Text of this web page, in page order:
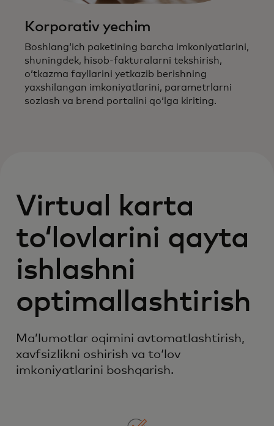
Korporativ yechim
Boshlangʻich paketining barcha imkoniyatlarini,
shuningdek, hisob-fakturalarni tekshirish,
oʻtkazma fayllarini yetkazib berishning
yaxshilangan imkoniyatlarini, parametrlarni
sozlash va brend portalini qoʻlga kiriting.
Virtual karta
toʻlovlarini qayta
ishlashni
optimallashtirish
Maʼlumotlar oqimini avtomatlashtirish,
xavfsizlikni oshirish va toʻlov
imkoniyatlarini boshqarish.